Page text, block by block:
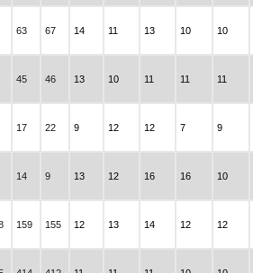
63 67 14 11 13 10 10
45 46 13 10 11 11 11
17 22 9 12 12 7 9
14 9 13 12 16 16 10
159 155 12 13 14 12 12